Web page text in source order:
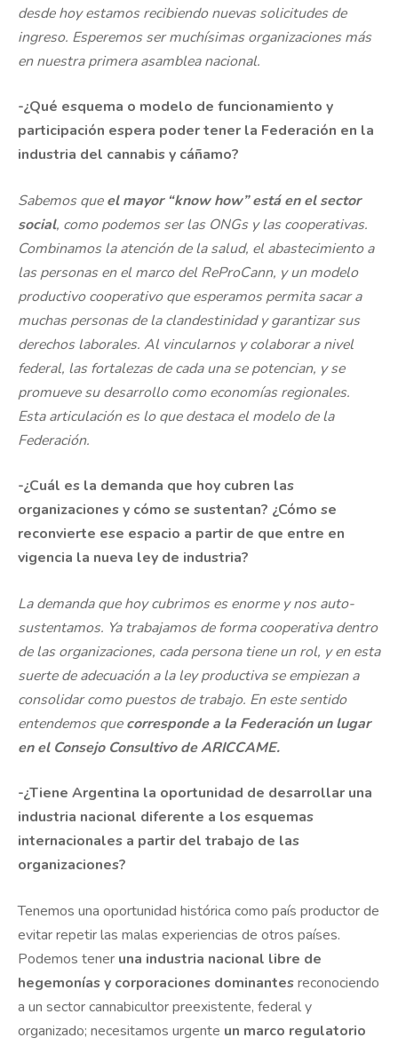
desde hoy estamos recibiendo nuevas solicitudes de
ingreso. Esperemos ser muchísimas organizaciones más
en nuestra primera asamblea nacional.
-¿Qué esquema o modelo de funcionamiento y
participación espera poder tener la Federación en la
industria del cannabis y cáñamo?
Sabemos queel mayor “know how” está en el sector
social, como podemos ser las ONGs y las cooperativas.
Combinamos la atención de la salud, el abastecimiento a
las personas en el marco del ReProCann, y un modelo
productivo cooperativo que esperamos permita sacar a
muchas personas de la clandestinidad y garantizar sus
derechos laborales. Al vincularnos y colaborar a nivel
federal, las fortalezas de cada una se potencian, y se
promueve su desarrollo como economías regionales.
Esta articulación es lo que destaca el modelo de la
Federación.
-¿Cuál es la demanda que hoy cubren las
organizaciones y cómo se sustentan? ¿Cómo se
reconvierte ese espacio a partir de que entre en
vigencia la nueva ley de industria?
La demanda que hoy cubrimos es enorme y nos auto-
sustentamos. Ya trabajamos de forma cooperativa dentro
de las organizaciones, cada persona tiene un rol, y en esta
suerte de adecuación a la ley productiva se empiezan a
consolidar como puestos de trabajo. En este sentido
entendemos quecorresponde a la Federación un lugar
en el Consejo Consultivo de ARICCAME.
-¿Tiene Argentina la oportunidad de desarrollar una
industria nacional diferente a los esquemas
internacionales a partir del trabajo de las
organizaciones?
Tenemos una oportunidad histórica como país productor de
evitar repetir las malas experiencias de otros países.
Podemos tener una industria nacional libre de
hegemonías y corporaciones dominantesreconociendo
a un sector cannabicultor preexistente, federal y
organizado; necesitamos urgente un marco regulatorio